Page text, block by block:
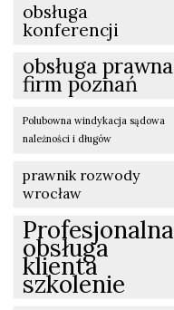
obsługa
konferencji
obsługa prawna
firm poznań
Polubowna windykacja sądowa
należności i długów
prawnik rozwody
wrocław
Profesjonalna
obsługa
klienta
szkolenie